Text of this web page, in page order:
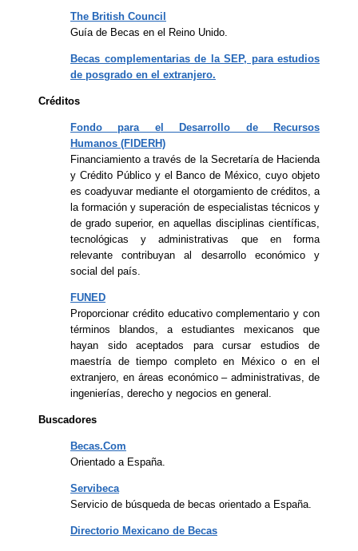
The British Council
Guía de Becas en el Reino Unido.
Becas complementarias de la SEP, para estudios
de posgrado en el extranjero.
Créditos
Fondo para el Desarrollo de Recursos
Humanos (FIDERH)
Financiamiento a través de la Secretaría de Hacienda
y Crédito Público y el Banco de México, cuyo objeto
es coadyuvar mediante el otorgamiento de créditos, a
la formación y superación de especialistas técnicos y
de grado superior, en aquellas disciplinas científicas,
tecnológicas y administrativas que en forma
relevante contribuyan al desarrollo económico y
social del país.
FUNED
Proporcionar crédito educativo complementario y con
términos blandos, a estudiantes mexicanos que
hayan sido aceptados para cursar estudios de
maestría de tiempo completo en México o en el
extranjero, en áreas económico – administrativas, de
ingenierías, derecho y negocios en general.
Buscadores
Becas.Com
Orientado a España.
Servibeca
Servicio de búsqueda de becas orientado a España.
Directorio Mexicano de Becas